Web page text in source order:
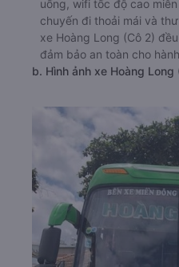
uống, wifi tốc độ cao
chuyến đi thoải mái và
xe Hoàng Long (Cô 2)
đảm bảo an toàn cho
b. Hình ảnh xe Hoàng Long